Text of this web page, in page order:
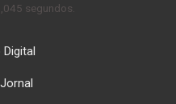
segundos.